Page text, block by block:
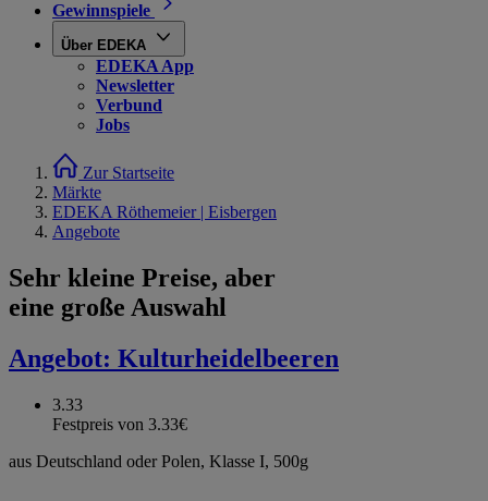
Gewinnspiele
Über EDEKA
EDEKA App
Newsletter
Verbund
Jobs
Zur Startseite
Märkte
EDEKA Röthemeier | Eisbergen
Angebote
Sehr kleine Preise, aber
eine große Auswahl
Angebot: Kulturheidelbeeren
3.33
Festpreis von 3.33€
aus Deutschland oder Polen, Klasse I, 500g